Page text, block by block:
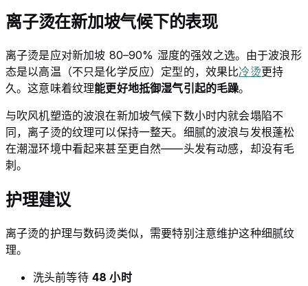
离子烫在新加坡气候下的表现
离子烫是应对新加坡 80–90% 湿度的强效之选。由于波浪形
态是以高温（不只是化学反应）定型的，效果比冷烫更持
久。这意味着纹理能更好地抵御湿气引起的毛躁。
与吹风机塑造的波浪在新加坡气候下数小时内就会塌陷不
同，离子烫的纹理可以保持一整天。细腻的波浪与发根蓬松
在潮湿环境中看起来甚至更自然——头发有动感，却没有毛
刺。
护理建议
离子烫的护理与数码烫类似，需要特别注意维护这种细腻纹
理。
洗头前等待 48 小时